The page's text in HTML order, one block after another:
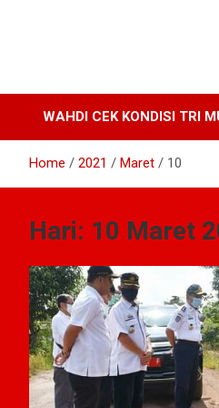
WAHDI CEK KONDISI TRI
Home 2021 Maret 10
Hari: 10 Maret